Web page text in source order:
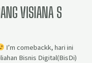
VISIANA S
I’m comebackk, hari ini
Bisnis Digital(BisDi)